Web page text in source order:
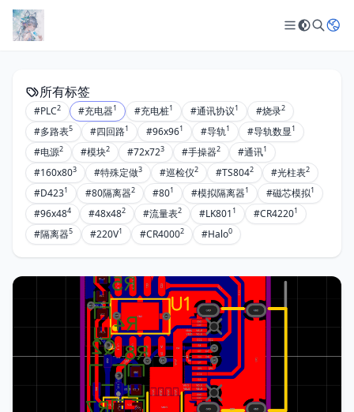
所有标签
#PLC2 #充电器1 #充电桩1 #通讯协议1 #烧录2
#多路表5 #四回路1 #96x961 #导轨1 #导轨数显1
#电源2 #模块2 #72x723 #手操器2 #通讯1
#160x803 #特殊定做3 #巡检仪2 #TS8042 #光柱表2
#D4231 #80隔离器2 #801 #模拟隔离器1 #磁芯模拟1
#96x484 #48x482 #流量表2 #LK801 1 #CR42201
#隔离器5 #220V1 #CR40002 #Halo0